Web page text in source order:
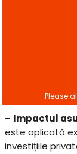
– Impactul
este aplicată
investițiile